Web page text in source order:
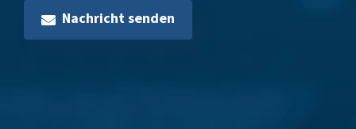
Nachricht senden